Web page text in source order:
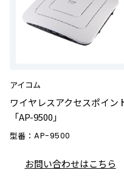
アイコム
ワイヤレスアクセスポイン
「AP-9500」
型番： AP-9500
お問い合わせはこちら